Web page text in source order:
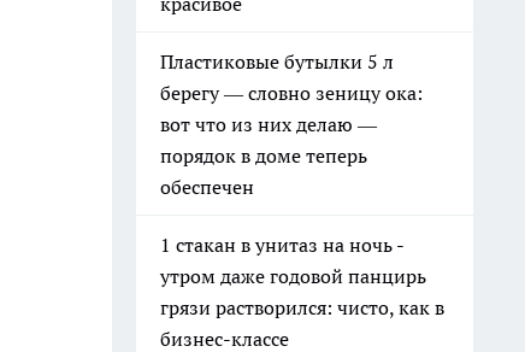
Пластиковые бутылки 5 л
берегу — словно зеницу ока:
вот что из них делаю —
порядок в доме теперь
обеспечен
1 стакан в унитаз на ночь -
утром даже годовой панцирь
грязи растворился: чисто, как в
бизнес-классе